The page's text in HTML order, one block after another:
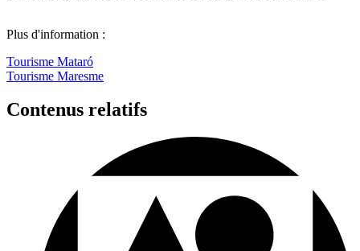
Plus d'information :
Tourisme Mataró
Tourisme Maresme
Contenus relatifs